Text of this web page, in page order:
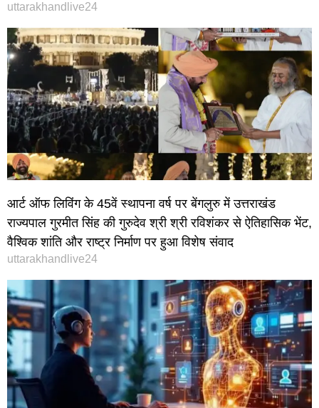
uttarakhandlive24
आर्ट ऑफ लिविंग के 45वें स्थापना वर्ष पर बेंगलुरु में उत्तराखंड
राज्यपाल गुरमीत सिंह की गुरुदेव श्री श्री रविशंकर से ऐतिहासिक भेंट,
वैश्विक शांति और राष्ट्र निर्माण पर हुआ विशेष संवाद
uttarakhandlive24